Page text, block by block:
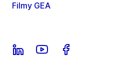
Filmy GEA